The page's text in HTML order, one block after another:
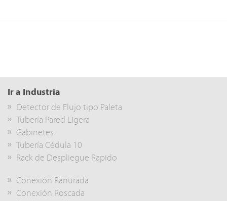
Ir a Industria
Detector de Flujo tipo Paleta
Tubería Pared Ligera
Gabinetes
Tubería Cédula 10
Rack de Despliegue Rapido
Conexión Ranurada
Conexión Roscada